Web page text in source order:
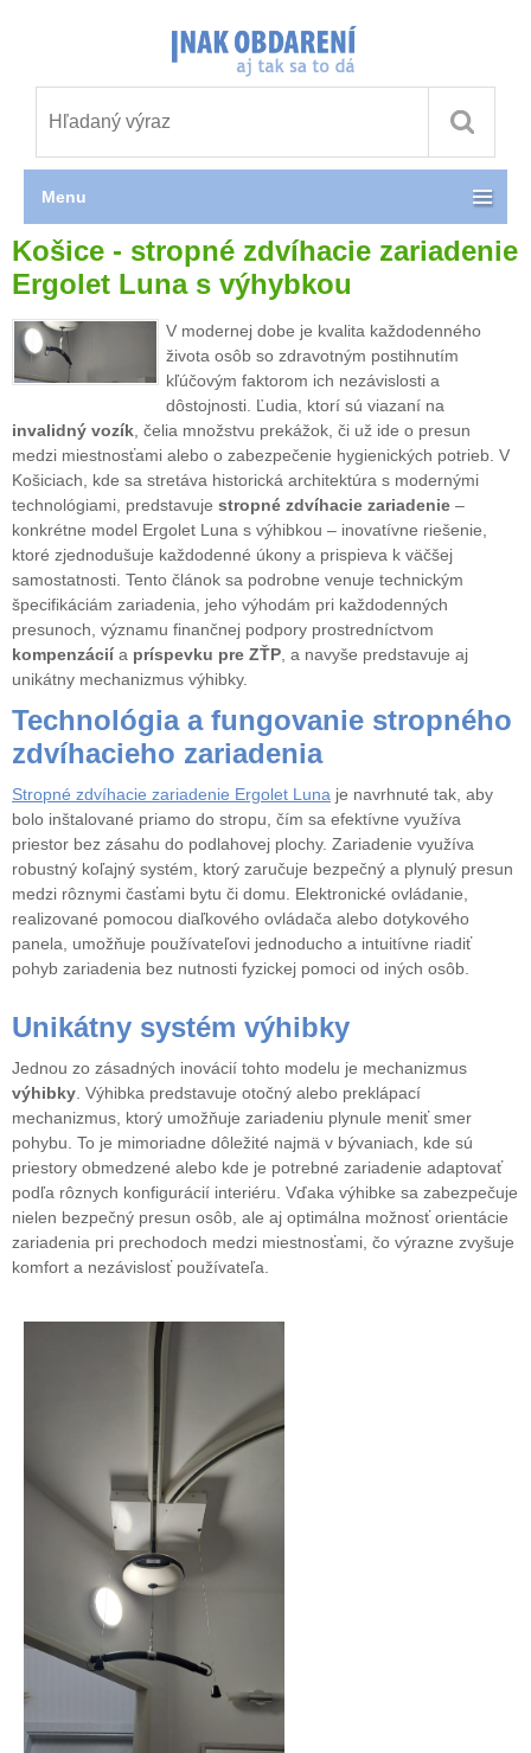
Košice - stropné zdvíhacie zariadenie
Ergolet Luna s výhybkou
V modernej dobe je kvalita každodenného
života osôb so zdravotným postihnutím
kľúčovým faktorom ich nezávislosti a
dôstojnosti. Ľudia, ktorí sú viazaní na
invalidný vozík , čelia množstvu prekážok, či už ide o presun
medzi miestnosťami alebo o zabezpečenie hygienických potrieb. V
Košiciach, kde sa stretáva historická architektúra s modernými
technológiami, predstavuje stropné zdvíhacie zariadenie –
konkrétne model Ergolet Luna s výhibkou – inovatívne riešenie,
ktoré zjednodušuje každodenné úkony a prispieva k väčšej
samostatnosti. Tento článok sa podrobne venuje technickým
špecifikáciám zariadenia, jeho výhodám pri každodenných
presunoch, významu finančnej podpory prostredníctvom
kompenzácií a príspevku pre ZŤP , a navyše predstavuje aj
unikátny mechanizmus výhibky.
Technológia a fungovanie stropného
zdvíhacieho zariadenia
Stropné zdvíhacie zariadenie Ergolet Luna je navrhnuté tak, aby
bolo inštalované priamo do stropu, čím sa efektívne využíva
priestor bez zásahu do podlahovej plochy. Zariadenie využíva
robustný koľajný systém, ktorý zaručuje bezpečný a plynulý presun
medzi rôznymi časťami bytu či domu. Elektronické ovládanie,
realizované pomocou diaľkového ovládača alebo dotykového
panela, umožňuje používateľovi jednoducho a intuitívne riadiť
pohyb zariadenia bez nutnosti fyzickej pomoci od iných osôb.
Unikátny systém výhibky
Jednou zo zásadných inovácií tohto modelu je mechanizmus
výhibky . Výhibka predstavuje otočný alebo preklápací
mechanizmus, ktorý umožňuje zariadeniu plynule meniť smer
pohybu. To je mimoriadne dôležité najmä v bývaniach, kde sú
priestory obmedzené alebo kde je potrebné zariadenie adaptovať
podľa rôznych konfigurácií interiéru. Vďaka výhibke sa zabezpečuje
nielen bezpečný presun osôb, ale aj optimálna možnosť orientácie
zariadenia pri prechodoch medzi miestnosťami, čo výrazne zvyšuje
komfort a nezávislosť používateľa.
Menu